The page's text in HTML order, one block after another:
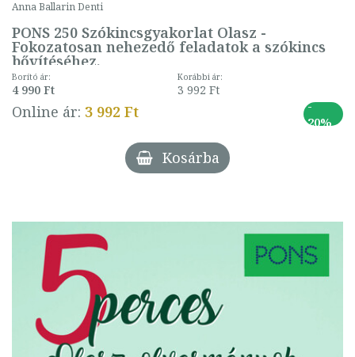
Anna Ballarin Denti
PONS 250 Szókincsgyakorlat Olasz -
Fokozatosan nehezedő feladatok a szókincs
bővítéséhez.
Borító ár:
4 990 Ft
Korábbi ár:
3 992 Ft
Online ár: 3 992 Ft
-
20%
Kosárba